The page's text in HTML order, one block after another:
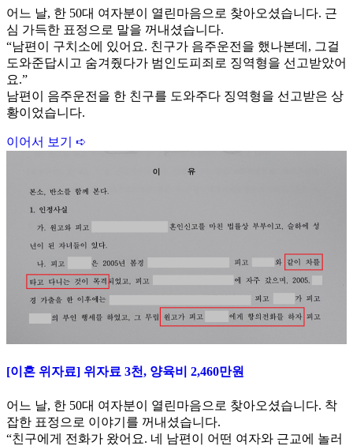
어느 날, 한 50대 여자분이 열린마음으로 찾아오셨습니다. 근
심 가득한 표정으로 말을 꺼내셨습니다.
“남편이 구치소에 있어요. 친구가 음주운전을 했나본데, 그걸
도와준답시고 숨겨줬다가 범인도피죄로 징역형을 선고받았어
요.”
남편이 음주운전을 한 친구를 도와주다 징역형을 선고받은 상
황이었습니다.
이어서 보기 ➪
[이혼 위자료] 위자료 3천, 양육비 2,460만원
어느 날, 한 50대 여자분이 열린마음으로 찾아오셨습니다. 착
잡한 표정으로 이야기를 꺼내셨습니다.
“친구에게 전화가 왔어요. 네 남편이 어떤 여자와 근교에 놀러